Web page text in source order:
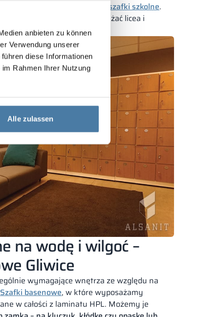
anbieten zu können
Verwendung unserer
diese Informationen
Rahmen Ihrer Nutzung
Alle zulassen
szafki szkolne.
w którym chcemy wyposażać licea i
meble.
na wodę i wilgoć –
Gliwice
wymagające wnętrza ze względu na
Szafki basenowe, w które wyposażamy
w całości z laminatu HPL. Możemy je